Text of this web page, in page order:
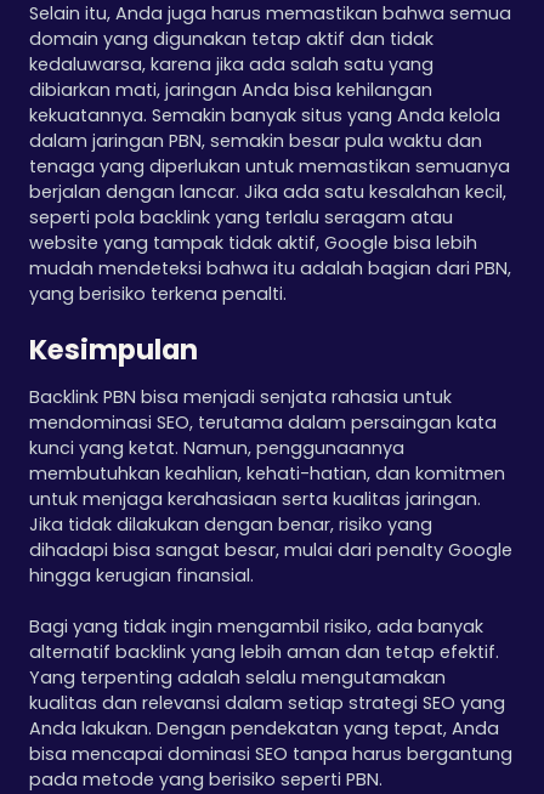
Selain itu, Anda juga harus memastikan bahwa semua
domain yang digunakan tetap aktif dan tidak
kedaluwarsa, karena jika ada salah satu yang
dibiarkan mati, jaringan Anda bisa kehilangan
kekuatannya. Semakin banyak situs yang Anda kelola
dalam jaringan PBN, semakin besar pula waktu dan
tenaga yang diperlukan untuk memastikan semuanya
berjalan dengan lancar. Jika ada satu kesalahan kecil,
seperti pola backlink yang terlalu seragam atau
website yang tampak tidak aktif, Google bisa lebih
mudah mendeteksi bahwa itu adalah bagian dari PBN,
yang berisiko terkena penalti.
Kesimpulan
Backlink PBN bisa menjadi senjata rahasia untuk
mendominasi SEO, terutama dalam persaingan kata
kunci yang ketat. Namun, penggunaannya
membutuhkan keahlian, kehati-hatian, dan komitmen
untuk menjaga kerahasiaan serta kualitas jaringan.
Jika tidak dilakukan dengan benar, risiko yang
dihadapi bisa sangat besar, mulai dari penalty Google
hingga kerugian finansial.
Bagi yang tidak ingin mengambil risiko, ada banyak
alternatif backlink yang lebih aman dan tetap efektif.
Yang terpenting adalah selalu mengutamakan
kualitas dan relevansi dalam setiap strategi SEO yang
Anda lakukan. Dengan pendekatan yang tepat, Anda
bisa mencapai dominasi SEO tanpa harus bergantung
pada metode yang berisiko seperti PBN.